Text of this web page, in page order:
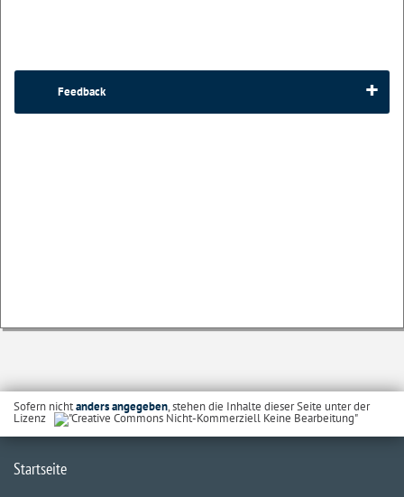
Feedback
Sofern nichtanders angegeben, stehen die Inhalte dieser Seite unter der
Lizenz
Startseite